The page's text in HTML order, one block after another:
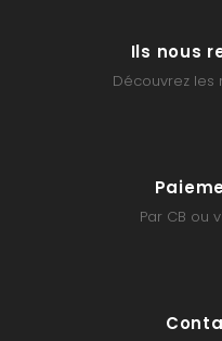
Ils nous
Découvrez les
Par CB ou